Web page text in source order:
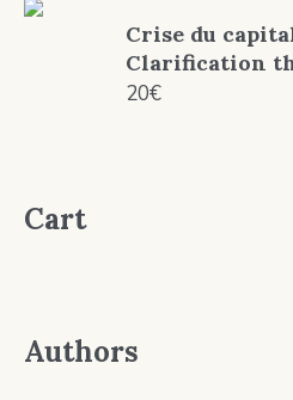
Crise du
Clarification
20€
Cart
Authors